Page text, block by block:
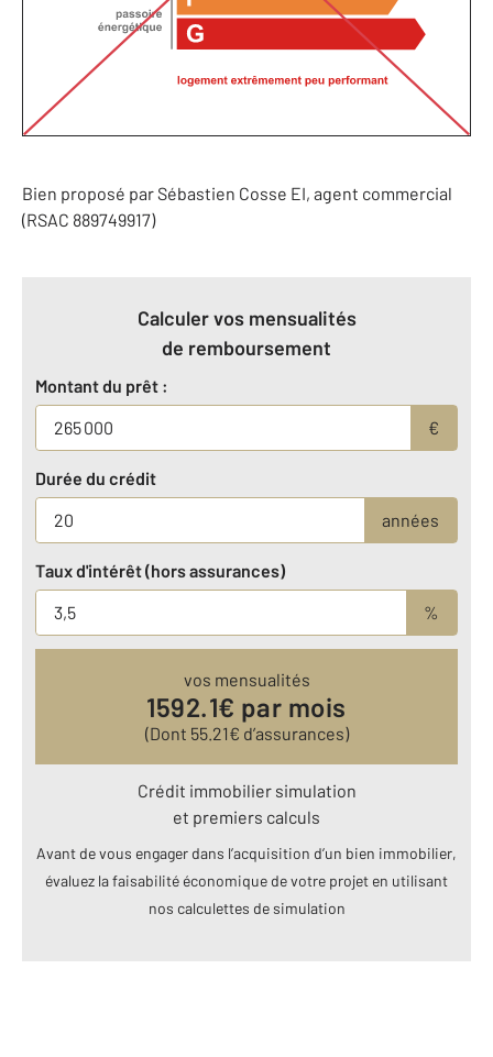
Bien proposé parSébastien Cosse EI, agent commercial
(RSAC 889749917)
Calculer vos mensualités
de remboursement
Montant du prêt :
€
Durée du crédit
années
Taux d'intérêt (hors assurances)
%
vos mensualités
1592.1€ par mois
(Dont 55.21€ d’assurances)
Crédit immobilier simulation
et premiers calculs
Avant de vous engager dans l’acquisition d’un bien immobilier,
évaluez la faisabilité économique de votre projet en utilisant
nos calculettes de simulation